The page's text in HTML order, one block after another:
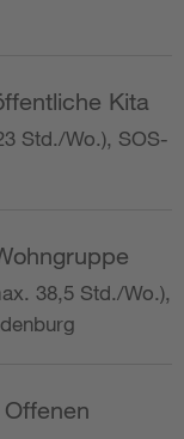
Kita
Std./Wo.), SOS-
38,5 Std./Wo.),